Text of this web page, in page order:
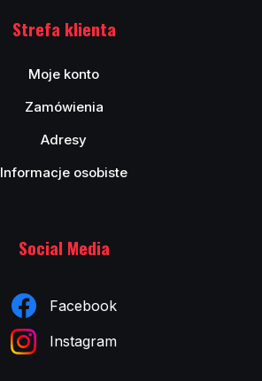
Strefa klienta
Moje konto
Zamówienia
Adresy
Informacje osobiste
Social Media
Facebook
Instagram